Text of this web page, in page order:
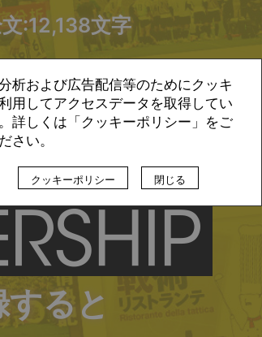
:12,138文字
続きは
ると
析および広告配信等のためにクッキ
用してアクセスデータを取得してい
詳しくは「クッキーポリシー」をご
さい。
クッキーポリシー 閉じる